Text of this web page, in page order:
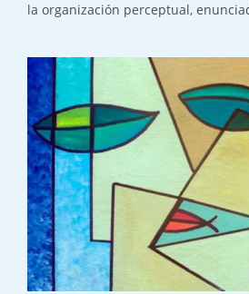
la organización perceptual,